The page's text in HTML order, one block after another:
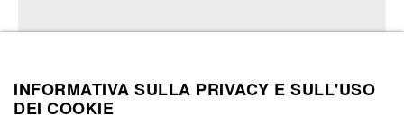
INFORMATIVA SULLA PRIVACY E SULL'USO
DEI COOKIE